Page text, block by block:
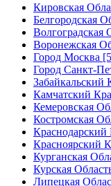
Кировская
Белгородская
Волгоградская
Воронежская
Город Москва
Город Санкт-
Забайкальский
Камчатский
Кемеровская
Костромская
Красноярский
Курганская
Курская
Липецкая